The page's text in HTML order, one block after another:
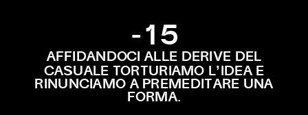
-15
AFFIDANDOCI ALLE DERIVE DEL
CASUALE TORTURIAMO L’IDEA E
RINUNCIAMO A PREMEDITARE UNA
FORMA.